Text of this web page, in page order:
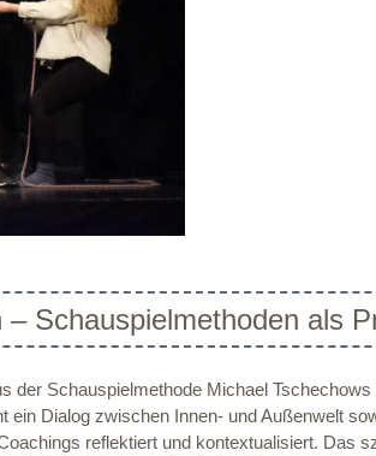
Schauspielmethoden als
der Schauspielmethode Michael
Dialog zwischen Innen- und Außenwelt
reflektiert und kontextualisiert. Das